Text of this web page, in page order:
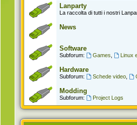
Lanparty
La raccolta di tutti i nostri
News
Software
Subforum: Games Linux
Hardware
Subforum: Schede video,
Modding
Subforum: Project Logs